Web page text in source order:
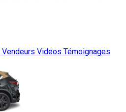
Vendeurs Videos Témoignages